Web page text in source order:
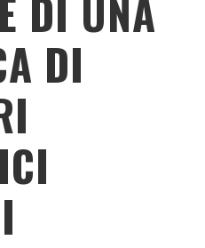
DI UNA
DI